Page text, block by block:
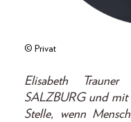
© Privat
Elisabeth
SALZBURG und mit
Stelle, wenn